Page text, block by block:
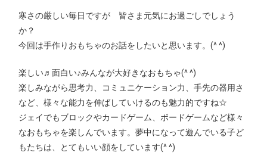
寒さの厳しい毎日ですが 皆さま元気にお過ごしでしょう
か？
今回は手作りおもちゃのお話をしたいと思います。(^ ^)
楽しい♬面白い♪みんなが大好きなおもちゃ(^ ^)
楽しみながら思考力、コミュニケーション力、手先の器用さ
など、様々な能力を伸ばしていけるのも魅力的ですね☆
ジェイでもブロックやカードゲーム、ボードゲームなど様々
なおもちゃを楽しんでいます。夢中になって遊んでいる子ど
もたちは、とてもいい顔をしています(^ ^)